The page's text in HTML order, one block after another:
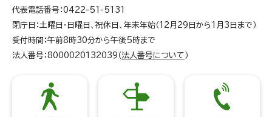
代表電話番号：0422-51-5131
閉庁日：土曜日・日曜日、祝休日、年末年始（12月29日から1月3日まで）
受付時間：午前8時30分から午後5時まで
法人番号：8000020132039（ 法人番号について ）